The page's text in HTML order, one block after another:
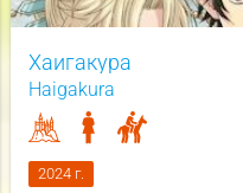
Хаигакура
Haigakura
2024 г.